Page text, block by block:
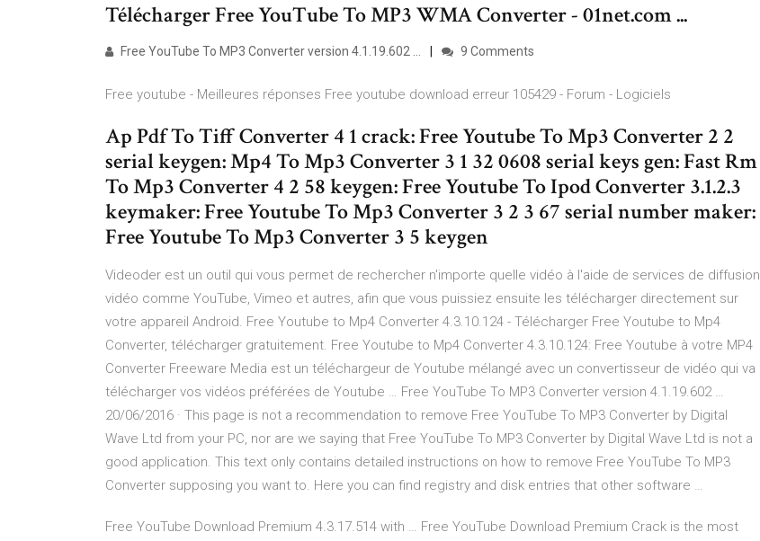
Télécharger Free YouTube To MP3 WMA Converter - 01net.com ...
Free YouTube To MP3 Converter version 4.1.19.602 … 9 Comments
Free youtube - Meilleures réponses Free youtube download erreur 105429 - Forum - Logiciels
Ap Pdf To Tiff Converter 4 1 crack: Free Youtube To Mp3 Converter 2 2
serial keygen: Mp4 To Mp3 Converter 3 1 32 0608 serial keys gen: Fast Rm
To Mp3 Converter 4 2 58 keygen: Free Youtube To Ipod Converter 3.1.2.3
keymaker: Free Youtube To Mp3 Converter 3 2 3 67 serial number maker:
Free Youtube To Mp3 Converter 3 5 keygen
Videoder est un outil qui vous permet de rechercher n'importe quelle vidéo à l'aide de services de diffusion
vidéo comme YouTube, Vimeo et autres, afin que vous puissiez ensuite les télécharger directement sur
votre appareil Android. Free Youtube to Mp4 Converter 4.3.10.124 - Télécharger Free Youtube to Mp4
Converter, télécharger gratuitement. Free Youtube to Mp4 Converter 4.3.10.124: Free Youtube à votre MP4
Converter Freeware Media est un téléchargeur de Youtube mélangé avec un convertisseur de vidéo qui va
télécharger vos vidéos préférées de Youtube … Free YouTube To MP3 Converter version 4.1.19.602 …
20/06/2016 · This page is not a recommendation to remove Free YouTube To MP3 Converter by Digital
Wave Ltd from your PC, nor are we saying that Free YouTube To MP3 Converter by Digital Wave Ltd is not a
good application. This text only contains detailed instructions on how to remove Free YouTube To MP3
Converter supposing you want to. Here you can find registry and disk entries that other software …
Free YouTube Download Premium 4.3.17.514 with … Free YouTube Download Premium Crack is the most